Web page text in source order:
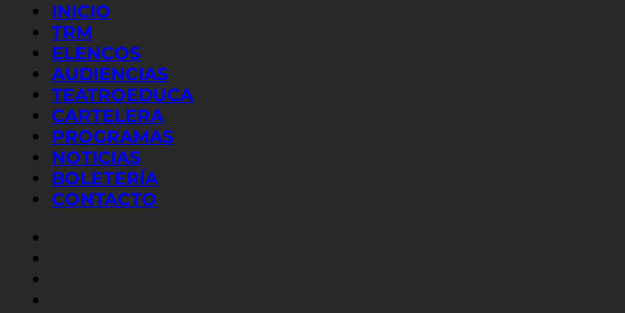
INICIO
TRM
ELENCOS
AUDIENCIAS
TEATROEDUCA
CARTELERA
PROGRAMAS
NOTICIAS
BOLETERÍA
CONTACTO